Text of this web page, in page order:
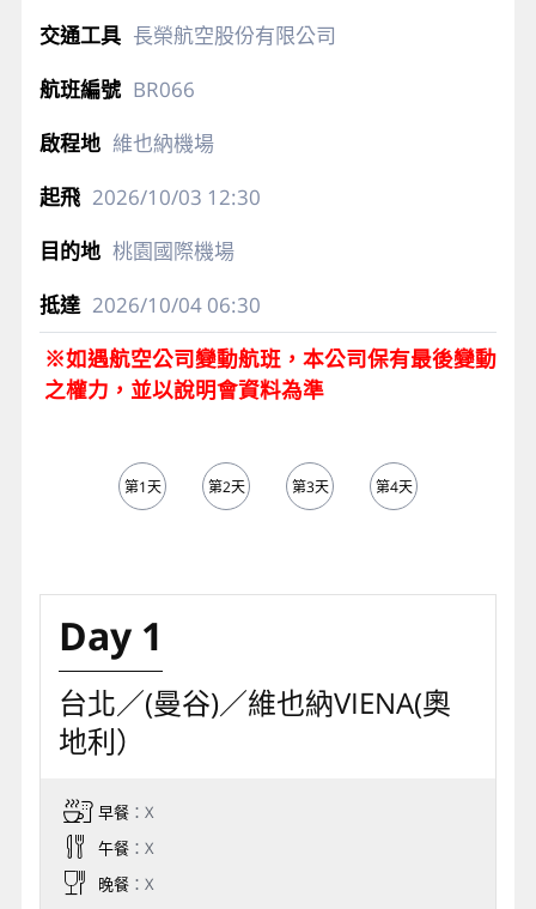
長榮航空股份有限公司
BR066
維也納機場
2026/10/03 12:30
桃園國際機場
2026/10/0406:30
※如遇航空公司變動航班，本公司保有最後變動
之權力，並以說明會資料為準
第1天 第2天 第3天 第4天
Day 1
台北／(曼谷)／維也納VIENA(奧
地利）
早餐：X
午餐：X
晚餐：X